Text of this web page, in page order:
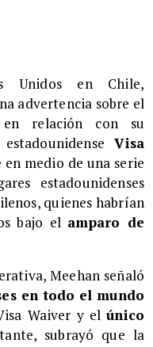
Unidos en Chile,
advertencia sobre el
relación con su
Visa
medio de una serie
estadounidenses
quienes habrían
bajo el amparo de
Meehan señaló
en todo el mundo
Waiver y elúnico
subrayó que la